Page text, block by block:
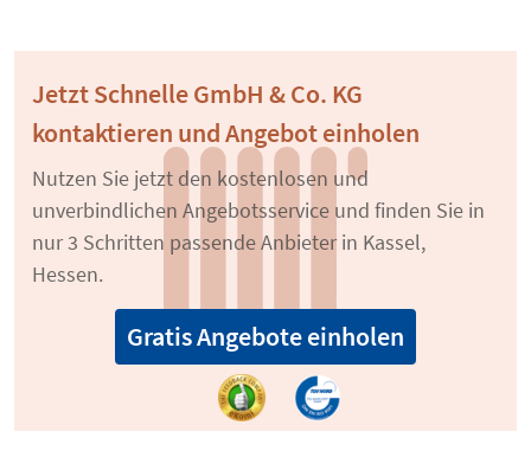
Jetzt Schnelle GmbH & Co. KG
kontaktieren und Angebot einholen
Nutzen Sie jetzt den kostenlosen und
unverbindlichen Angebotsservice und finden Sie in
nur 3 Schritten passende Anbieter in Kassel,
Hessen.
Gratis Angebote einholen